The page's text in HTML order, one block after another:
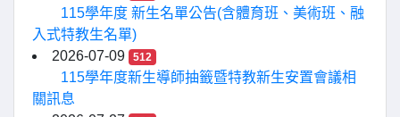
115學年度 新生名單公告(含體育班、美術班、融
入式特教生名單)
2026-07-09
512
115學年度新生導師抽籤暨特教新生安置會議相
關訊息